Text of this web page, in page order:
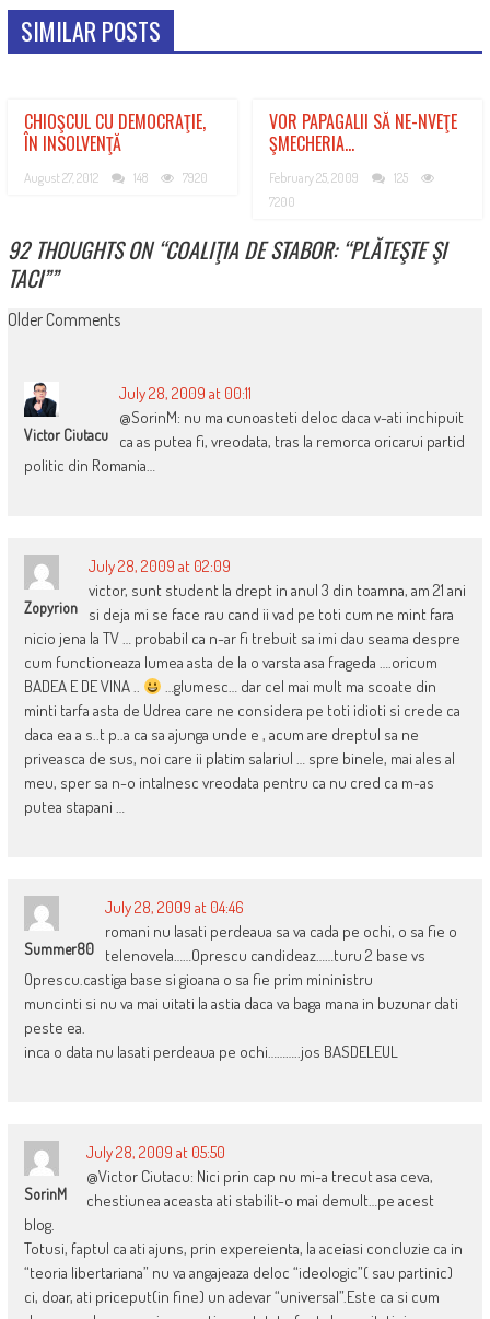
SIMILAR POSTS
CHIOŞCUL CU DEMOCRAŢIE,
ÎN INSOLVENŢĂ
August 27, 2012 148 7920
VOR PAPAGALII SĂ NE-NVEŢE
ŞMECHERIA…
February 25, 2009
125
7200
92 THOUGHTS ON “COALIŢIA DE STABOR: “PLĂTEŞTE ŞI
TACI””
COMMENT
Older Comments
Victor Ciutacu
July 28, 2009 at 00:11
@SorinM: nu ma cunoasteti deloc daca v-ati inchipuit
ca as putea fi, vreodata, tras la remorca oricarui partid
politic din Romania…
Zopyrion
July 28, 2009 at 02:09
victor, sunt student la drept in anul 3 din toamna, am 21 ani
si deja mi se face rau cand ii vad pe toti cum ne mint fara
nicio jena la TV … probabil ca n-ar fi trebuit sa imi dau seama despre
cum functioneaza lumea asta de la o varsta asa frageda ….oricum
BADEA E DE VINA ..
…glumesc… dar cel mai mult ma scoate din
minti tarfa asta de Udrea care ne considera pe toti idioti si crede ca
daca ea a s..t p..a ca sa ajunga unde e , acum are dreptul sa ne
priveasca de sus, noi care ii platim salariul … spre binele, mai ales al
meu, sper sa n-o intalnesc vreodata pentru ca nu cred ca m-as
putea stapani …
Summer80
July 28, 2009 at 04:46
romani nu lasati perdeaua sa va cada pe ochi, o sa fie o
telenovela……Oprescu candideaz……turu 2 base vs
Oprescu.castiga base si gioana o sa fie prim mininistru
muncinti si nu va mai uitati la astia daca va baga mana in buzunar dati
peste ea.
inca o data nu lasati perdeaua pe ochi………..jos BASDELEUL
SorinM
July 28, 2009 at 05:50
@Victor Ciutacu: Nici prin cap nu mi-a trecut asa ceva,
chestiunea aceasta ati stabilit-o mai demult…pe acest
blog.
Totusi, faptul ca ati ajuns, prin expereienta, la aceiasi concluzie ca in
“teoria libertariana” nu va angajeaza deloc “ideologic”( sau partinic)
ci, doar, ati priceput(in fine) un adevar “universal”.Este ca si cum